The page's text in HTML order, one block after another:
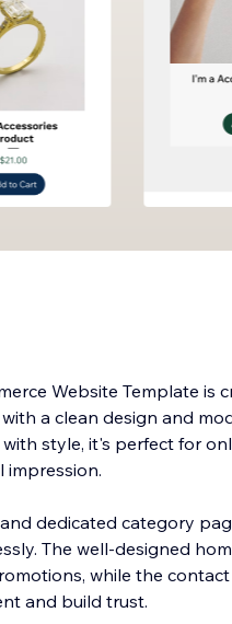
Website Template is
a clean design and
style, it's perfect for
impression.
dedicated category
The well-designed
while the
and build trust.